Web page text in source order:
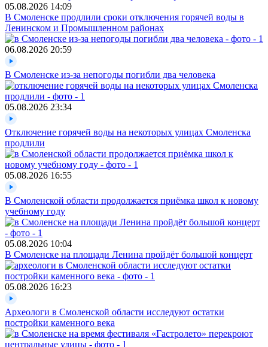
05.08.2026 14:09
В Смоленске продлили сроки отключения горячей воды в
Ленинском и Промышленном районах
06.08.2026 20:59
В Смоленске из-за непогоды погибли два человека
05.08.2026 23:34
Отключение горячей воды на некоторых улицах Смоленска
продлили
05.08.2026 16:55
В Смоленской области продолжается приёмка школ к новому
учебному году
05.08.2026 10:04
В Смоленске на площади Ленина пройдёт большой концерт
05.08.2026 16:23
Археологи в Смоленской области исследуют остатки
постройки каменного века